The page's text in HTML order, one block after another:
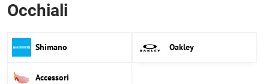
Occhiali
Shimano Oakley
Accessori